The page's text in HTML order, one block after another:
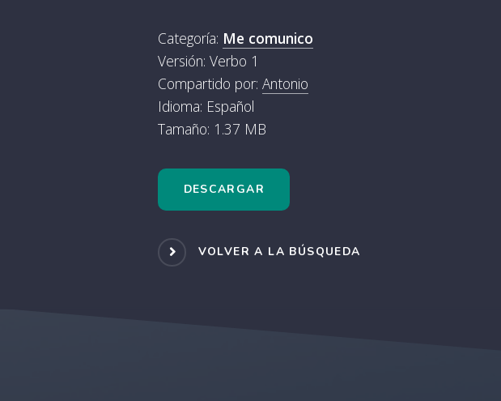
Categoría: Me comunico
Versión: Verbo 1
Compartido por:Antonio
Idioma: Español
Tamaño: 1.37 MB
DESCARGAR
VOLVER A LA BÚSQUEDA